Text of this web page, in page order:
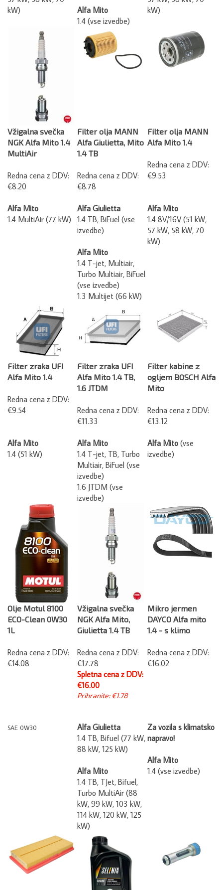
kW)
Alfa Mito
1.4 (vse izvedbe)
kW)
Vžigalna svečka
NGK Alfa Mito 1.4
MultiAir
Redna cena z DDV:
€8.20
Filter olja MANN
Alfa Giulietta, Mito
1.4 TB
Redna cena z DDV:
€8.78
Filter olja MANN
Alfa Mito 1.4
Redna cena z DDV:
€9.53
Alfa Mito
1.4 MultiAir (77 kW)
Alfa Giulietta
1.4 TB, BiFuel (vse
izvedbe)
Alfa Mito
1.4 T-jet, Multiair,
Turbo Multiair, BiFuel
(vse izvedbe)
1.3 Multijet (66 kW)
Alfa Mito
1.4 8V/16V (51 kW,
57 kW, 58 kW, 70
kW)
Filter zraka UFI
Alfa Mito 1.4
Redna cena z DDV:
€9.54
Filter zraka UFI
Alfa Mito 1.4 TB,
1.6 JTDM
Redna cena z DDV:
€11.33
Filter kabine z
ogljem BOSCH Alfa
Mito
Redna cena z DDV:
€13.12
Alfa Mito
1.4 (51 kW)
Alfa Mito
1.4 T-jet, TB, Turbo
Multiair, BiFuel (vse
izvedbe)
1.6 JTDM (vse
izvedbe)
Alfa Mito
(vse
izvedbe)
Olje Motul 8100
ECO-Clean 0W30
1L
Redna cena z DDV:
€14.08
Vžigalna svečka
NGK Alfa Mito,
Giulietta 1.4 TB
Redna cena z DDV:
€17.78
Spletna cena z DDV:
€16.00
Prihranite: €1.78
Mikro jermen
DAYCO Alfa mito
1.4 - s klimo
Redna cena z DDV:
€16.02
Alfa Giulietta
1.4 TB, Bifuel (77 kW,
88 kW, 125 kW)
Alfa Mito
1.4 TB, TJet, Bifuel,
Turbo MultiAir (88
kW, 99 kW, 103 kW,
114 kW, 120 kW, 125
kW)
Za vozila s klimatsko
napravo!
Alfa Mito
1.4 (vse izvedbe)